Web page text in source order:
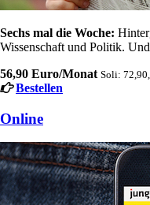
Sechs mal die Woche:
Wissenschaft und Politik.
56,90 Euro/Monat Soli:
Bestellen
Online